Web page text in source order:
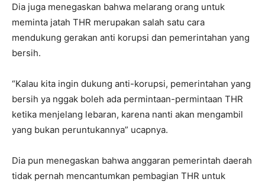
Dia juga menegaskan bahwa melarang orang untuk
meminta jatah THR merupakan salah satu cara
mendukung gerakan anti korupsi dan pemerintahan yang
bersih.
“Kalau kita ingin dukung anti-korupsi, pemerintahan yang
bersih ya nggak boleh ada permintaan-permintaan THR
ketika menjelang lebaran, karena nanti akan mengambil
yang bukan peruntukannya” ucapnya.
Dia pun menegaskan bahwa anggaran pemerintah daerah
tidak pernah mencantumkan pembagian THR untuk